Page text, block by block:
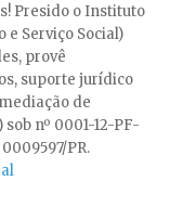
Presido o Instituto
e Serviço Social)
provê
suporte jurídico
de
nº 0001-12-PF-
PR.